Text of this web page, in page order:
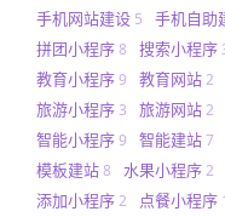
手机网站建设 5 手机自助
拼团小程序8 搜索小程序
教育小程序9 教育网站2
旅游小程序 3 旅游网站2
智能小程序9 智能建站7
模板建站8 水果小程序2
添加小程序2 点餐小程序